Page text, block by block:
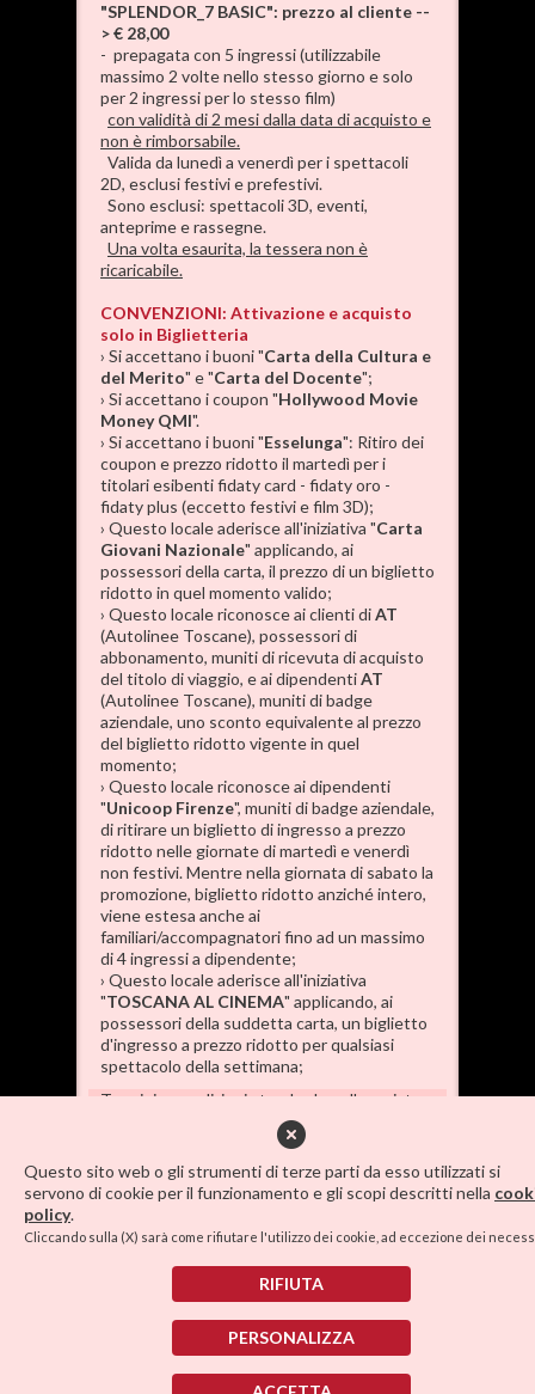
Questo sito web o gli strumenti di terze parti da esso utilizzati si
servono di cookie per il funzionamento e gli scopi descritti nella
policy.
Cliccando sulla (X) sarà come rifiutare l'utilizzo dei cookie, ad eccezione dei
RIFIUTA
PERSONALIZZA
"SPLENDOR_7 BASIC": prezzo al cliente --
> € 28,00
- prepagata con 5 ingressi (utilizzabile
massimo 2 volte nello stesso giorno e solo
per 2 ingressi per lo stesso film)
con validità di 2 mesi dalla data di acquisto e
non è rimborsabile.
Valida da lunedì a venerdì per i spettacoli
2D, esclusi festivi e prefestivi.
Sono esclusi: spettacoli 3D, eventi,
anteprime e rassegne.
Una volta esaurita, la tessera non è
ricaricabile.
CONVENZIONI: Attivazione e acquisto
solo in Biglietteria
› Si accettano i buoni "Carta della Cultura e
del Merito" e "Carta del Docente";
› Si accettano i coupon "Hollywood Movie
Money QMI".
› Si accettano i buoni "Esselunga": Ritiro dei
coupon e prezzo ridotto il martedì per i
titolari esibenti fidaty card - fidaty oro -
fidaty plus (eccetto festivi e film 3D);
› Questo locale aderisce all'iniziativa "Carta
Giovani Nazionale" applicando, ai
possessori della carta, il prezzo di un biglietto
ridotto in quel momento valido;
› Questo locale riconosce ai clienti diAT
(Autolinee Toscane), possessori di
abbonamento, muniti di ricevuta di acquisto
del titolo di viaggio, e ai dipendentiAT
(Autolinee Toscane), muniti di badge
aziendale, uno sconto equivalente al prezzo
del biglietto ridotto vigente in quel
momento;
› Questo locale riconosce ai dipendenti
"Unicoop Firenze", muniti di badge aziendale,
di ritirare un biglietto di ingresso a prezzo
ridotto nelle giornate di martedì e venerdì
non festivi. Mentre nella giornata di sabato la
promozione, biglietto ridotto anziché intero,
viene estesa anche ai
familiari/accompagnatori fino ad un massimo
di 4 ingressi a dipendente;
› Questo locale aderisce all'iniziativa
"TOSCANA AL CINEMA" applicando, ai
possessori della suddetta carta, un biglietto
d'ingresso a prezzo ridotto per qualsiasi
spettacolo della settimana;
Termini e condizioni standard per l'acquisto
CLICCA QUI PER MAGGIORI
INFORMAZIONI
SALA CONGRESSI•LINK AMICI •
S.E.C.I. SRL
Partita IVA e Codice Fiscale 00234150506 -
Numero REA PI-2683 - Capitale Sociale €
Crea Informatica S.r.l.2026 © Tutti i